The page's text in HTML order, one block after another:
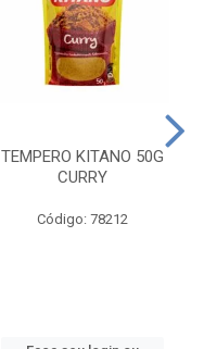
TEMPERO KITANO 50G
CURRY
Código: 78212